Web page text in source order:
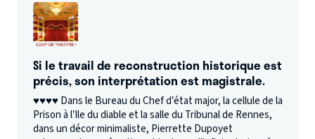
Si le travail de reconstruction historique est
précis, son interprétation est magistrale.
♥♥♥♥ Dans le Bureau du Chef d’état major, la cellule de la
Prison à l’Ile du diable et la salle du Tribunal de Rennes,
dans un décor minimaliste, Pierrette Dupoyet